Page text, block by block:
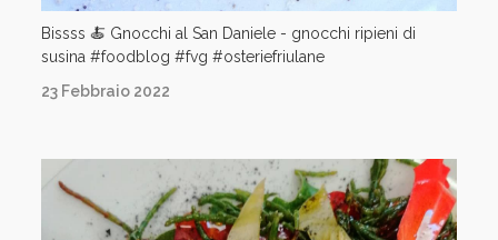
23 Febbraio 2022
Bissss 🍝 Gnocchi al San Daniele - gnocchi ripieni di
susina #foodblog #fvg #osteriefriulane